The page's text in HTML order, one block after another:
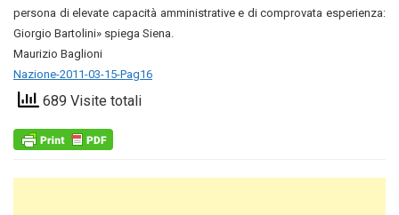
persona di elevate capacità amministrative e di comprovata esperienza:
Giorgio Bartolini» spiega Siena.
Maurizio Baglioni
Nazione-2011-03-15-Pag16
689 Visite totali